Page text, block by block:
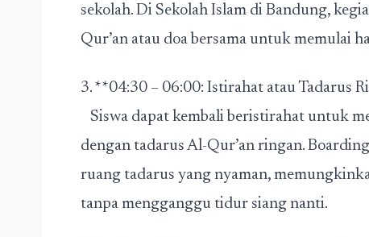
sekolah. Di Sekolah Islam di Bandung,
Qur’an atau doa bersama untuk memulai
3. **04:30 – 06:00: Istirahat atau Tadarus
Siswa dapat kembali beristirahat untuk
dengan tadarus Al-Qur’an ringan.
ruang tadarus yang nyaman,
tanpa mengganggu tidur siang nanti.